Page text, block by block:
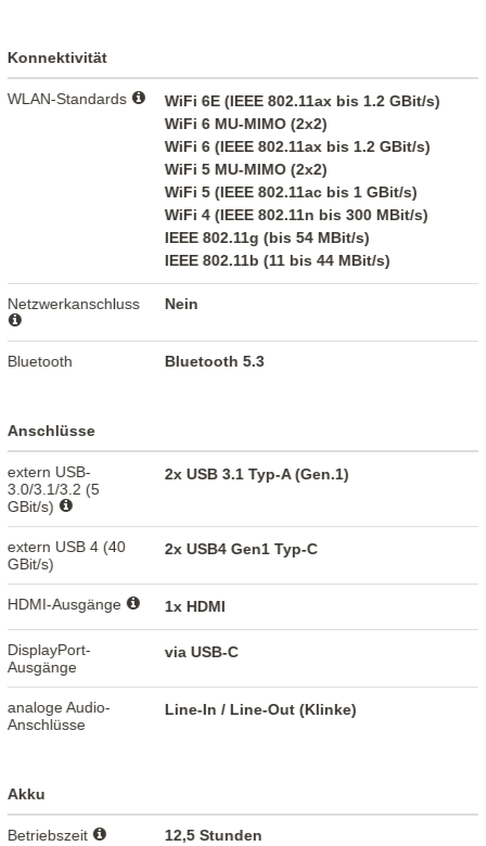
Konnektivität
WLAN-Standards
WiFi 6E (IEEE 802.11ax bis 1.2 GBit/s)
WiFi 6 MU-MIMO (2x2)
WiFi 6 (IEEE 802.11ax bis 1.2 GBit/s)
WiFi 5 MU-MIMO (2x2)
WiFi 5 (IEEE 802.11ac bis 1 GBit/s)
WiFi 4 (IEEE 802.11n bis 300 MBit/s)
IEEE 802.11g (bis 54 MBit/s)
IEEE 802.11b (11 bis 44 MBit/s)
Netzwerkanschluss Nein
Bluetooth Bluetooth 5.3
Anschlüsse
extern USB-
3.0/3.1/3.2 (5
GBit/s)
2x USB 3.1 Typ-A (Gen.1)
extern USB 4 (40
GBit/s)
2x USB4 Gen1 Typ-C
HDMI-Ausgänge 1x HDMI
DisplayPort-
Ausgänge
via USB-C
analoge Audio-
Anschlüsse
Line-In / Line-Out (Klinke)
Akku
Betriebszeit 12,5 Stunden